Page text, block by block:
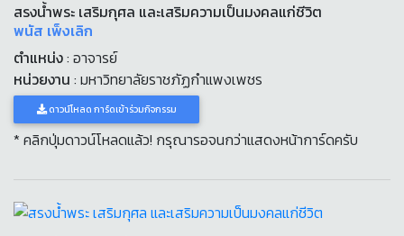
สรงน้ำพระ เสริมกุศล และเสริมความเป็นมงคลแก่ชีวิต
พนัส เพ็งเลิก
ตำแหน่ง: อาจารย์
หน่วยงาน : มหาวิทยาลัยราชภัฏกำแพงเพชร
ดาวน์โหลด การ์ดเข้าร่วมกิจกรรม
* คลิกปุ่มดาวน์โหลดแล้ว! กรุณารอจนกว่าแสดงหน้าการ์ดครับ